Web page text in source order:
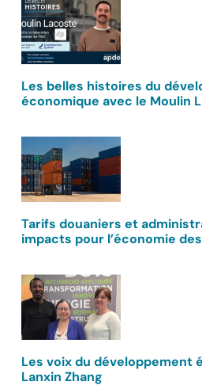
Les belles histoires du
économique avec le Moulin
Tarifs douaniers et
impacts pour l’économie
Les voix du développement
Lanxin Zhang